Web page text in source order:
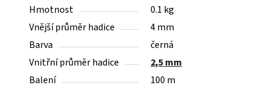
Hmotnost
0.1 kg
Vnější průměr hadice
4 mm
Barva
černá
Vnitřní průměr hadice
2,5 mm
Balení
100 m